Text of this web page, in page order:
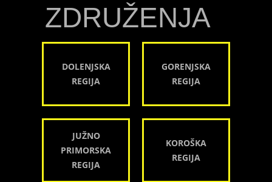
ZDRUŽENJA
DOLENJSKA
REGIJA
GORENJSKA
REGIJA
JUŽNO
PRIMORSKA
REGIJA
KOROŠKA
REGIJA